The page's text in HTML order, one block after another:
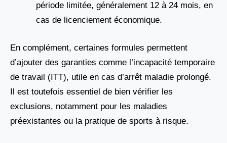
période limitée, généralement 12 à 24 mois, en
cas de licenciement économique.
En complément, certaines formules permettent
d’ajouter des garanties comme l’incapacité temporaire
de travail (ITT), utile en cas d’arrêt maladie prolongé.
Il est toutefois essentiel de bien vérifier les
exclusions, notamment pour les maladies
préexistantes ou la pratique de sports à risque.